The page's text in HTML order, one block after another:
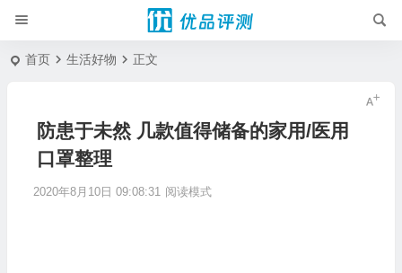
首页 生活好物 正文
防患于未然 几款值得储备的家用/医用
口罩整理
2020年8月10日 09:08:31 阅读模式